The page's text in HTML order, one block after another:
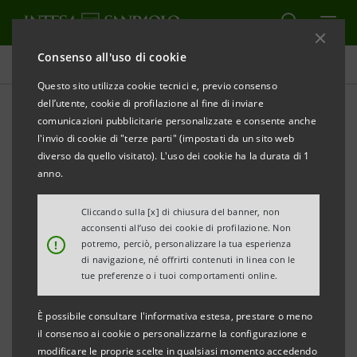
Consenso all'uso di cookie
Questo sito utilizza cookie tecnici e, previo consenso
dell’utente, cookie di profilazione al fine di inviare
comunicazioni pubblicitarie personalizzate e consente anche
l'invio di cookie di "terze parti" (impostati da un sito web
diverso da quello visitato). L'uso dei cookie ha la durata di 1
anno.
!
Cliccando sulla [x] di chiusura del banner, non
acconsenti all’uso dei cookie di profilazione. Non
potremo, perciò, personalizzare la tua esperienza
di navigazione, né offrirti contenuti in linea con le
tue preferenze o i tuoi comportamenti online.
È possibile consultare l'informativa estesa, prestare o meno
il consenso ai cookie o personalizzarne la configurazione e
modificare le proprie scelte in qualsiasi momento accedendo
Comunicati stampa
STAMPA AGGIORNA
NUOVO ACCORDO TRA CONFINDUSTRIA E INTESA
SANPAOLO:
LOMBARDIA
PER INVESTIMENTI, INNOVAZIONE E CREDITO
Oggi a Como l’incontro con gli imprenditori per
presentare le misure dedicate allo sviluppo delle